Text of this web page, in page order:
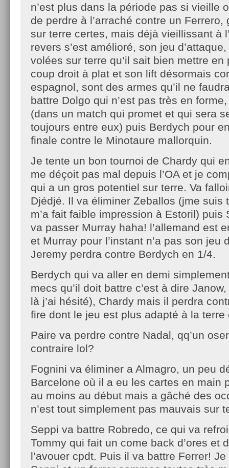
n’est plus dans la période pas si vieille
de perdre à l’arraché contre un
sur terre certes, mais déjà vieillissant à
revers s’est amélioré, son jeu
volées sur terre qu’il sait bien mettre
coup droit à plat et son lift désormais
espagnol, sont des armes qu’il ne
battre Dolgo qui n’est pas très en
(dans un match qui promet et qui sera
toujours entre eux) puis Berdych pour
finale contre le Minotaure mallorquin.
Je tente un bon tournoi de Chardy qui
me déçoit pas mal depuis l’OA et je
qui a un gros potentiel sur terre. Va
Djédjé. Il va éliminer Zeballos (jme suis
m’a fait faible impression à Estoril) puis
va passer Murray haha! l’allemand est
et Murray pour l’instant n’a pas son jeu
Jeremy perdra contre Berdych en 1/4.
Berdych qui va aller en demi
mecs qu’il doit battre c’est à dire
là j’ai hésité), Chardy mais il perdra
fire dont le jeu est plus adapté à la terre
Paire va perdre contre Nadal, qq’un
contraire lol?
Fognini va éliminer a Almagro, un peu
Barcelone où il a eu les cartes en main
au moins au début mais a gâché des
n’est tout simplement pas mauvais sur
Seppi va battre Robredo, ce qui va
Tommy qui fait un come back d’ores et
l’avouer cpdt. Puis il va battre Ferrer!